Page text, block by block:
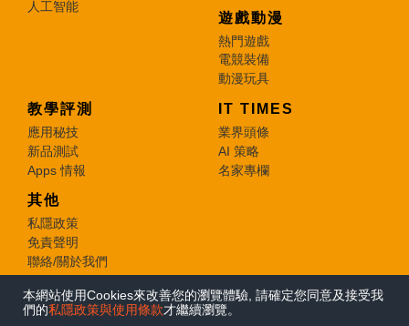
人工智能
遊戲動漫
熱門遊戲
電競裝備
動漫玩具
教學評測
應用秘技
新品測試
Apps 情報
IT TIMES
業界頭條
AI 策略
名家專欄
其他
私隱政策
免責聲明
聯絡/關於我們
© 2026 e-zone. All Rights Reserved.
本網站使用Cookies來改善您的瀏覽體驗, 請確定您同意及接受我
們的私隱政策與使用條款才繼續瀏覽。